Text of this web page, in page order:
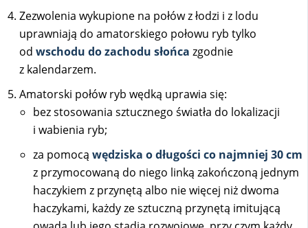
Zezwolenia wykupione na połów z łodzi i z lodu
uprawniają do amatorskiego połowu ryb tylko
od wschodu do zachodu słońca zgodnie
z kalendarzem.
Amatorski połów ryb wędką uprawia się:
bez stosowania sztucznego światła do lokalizacji
i wabienia ryb;
za pomocą wędziska o długości co najmniej 30 cm
z przymocowaną do niego linką zakończoną jednym
haczykiem z przynętą albo nie więcej niż dwoma
haczykami, każdy ze sztuczną przynętą imitującą